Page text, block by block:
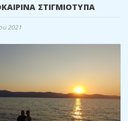
ΣΤΙΓΜΙΌΤΥΠΑ
2021